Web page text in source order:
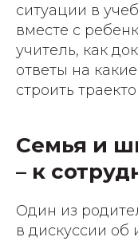
ситуации в
вместе с
учитель, как
ответы на
строить
Семья и
– к
Один из
в дискуссии